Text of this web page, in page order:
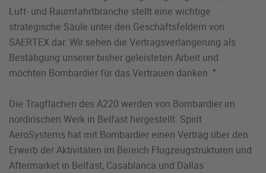
Luft- und Raumfahrtbranche stellt eine wichtige
strategische Säule unter den Geschäftsfeldern von
SAERTEX dar. Wir sehen die Vertragsverlängerung als
Bestätigung unserer bisher geleisteten Arbeit und
möchten Bombardier für das Vertrauen danken. ”
Die Tragflächen des A220 werden von Bombardier im
nordirischen Werk in Belfast hergestellt. Spirit
AeroSystems hat mit Bombardier einen Vertrag über den
Erwerb der Aktivitäten im Bereich Flugzeugstrukturen und
Aftermarket in Belfast, Casablanca und Dallas